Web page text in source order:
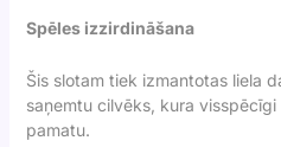
Spēles izzirdināšana
Šis slotam tiek izmantotas liela
saņemtu cilvēks, kura
pamatu.